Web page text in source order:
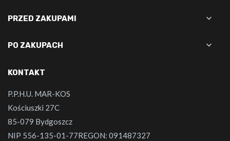
PRZED ZAKUPAMI 
PO ZAKUPACH 
KONTAKT
P.P.H.U. MAR-KOS
Kościuszki 27C
85-079 Bydgoszcz
NIP 556-135-01-77REGON: 091487327